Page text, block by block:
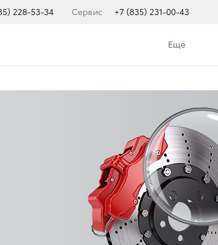
228-53-34 Сервис +7 (835) 231-00-43
Еще